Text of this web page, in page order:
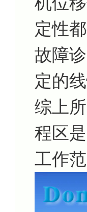
定性
故障
定的
综上
程区
工作